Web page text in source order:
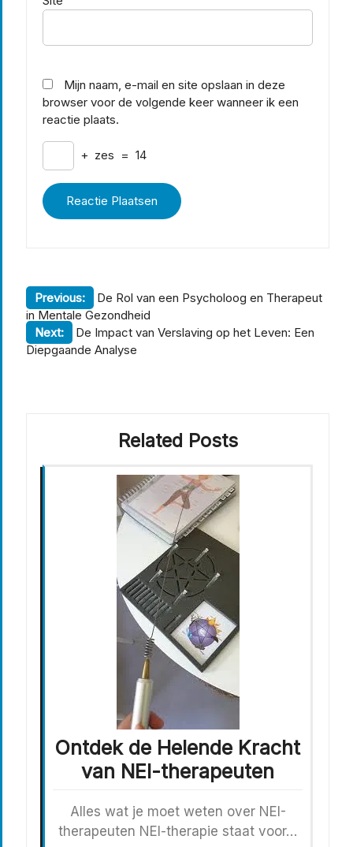
Mijn naam, e-mail en site opslaan in deze
browser voor de volgende keer wanneer ik een
reactie plaats.
+ zes = 14
Berichtnavigatie
Previous:
De Rol van een Psycholoog en Therapeut
in Mentale Gezondheid
Next:
De Impact van Verslaving op het Leven: Een
Diepgaande Analyse
Related Posts
Ontdek de Helende Kracht
van NEI-therapeuten
Alles wat je moet weten over NEI-
therapeuten NEI-therapie staat voor…